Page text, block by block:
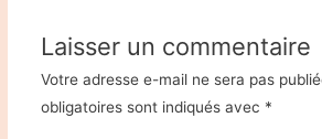
Laisser un commentaire
Votre adresse e-mail ne sera pas
obligatoires sont indiqués avec *